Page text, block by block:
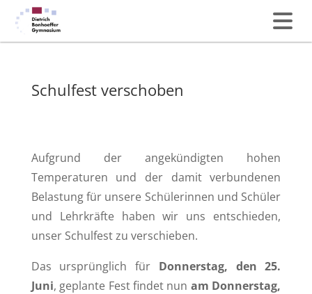
Schulfest verschoben
Aufgrund der angekündigten hohen
Temperaturen und der damit verbundenen
Belastung für unsere Schülerinnen und Schüler
und Lehrkräfte haben wir uns entschieden,
unser Schulfest zu verschieben.
Das ursprünglich für Donnerstag, den 25.
Juni, geplante Fest findet nun am Donnerstag,